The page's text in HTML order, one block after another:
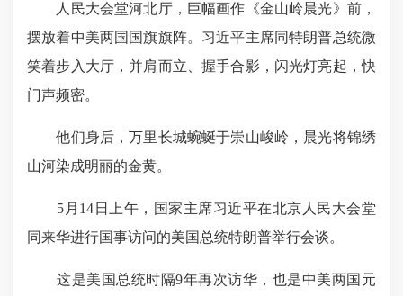
人民大会堂河北厅，巨幅画作《金山岭晨光》前，
摆放着中美两国国旗旗阵。习近平主席同特朗普总统微
笑着步入大厅，并肩而立、握手合影，闪光灯亮起，快
门声频密。
他们身后，万里长城蜿蜒于崇山峻岭，晨光将锦绣
山河染成明丽的金黄。
5月14日上午，国家主席习近平在北京人民大会堂
同来华进行国事访问的美国总统特朗普举行会谈。
这是美国总统时隔9年再次访华，也是中美两国元